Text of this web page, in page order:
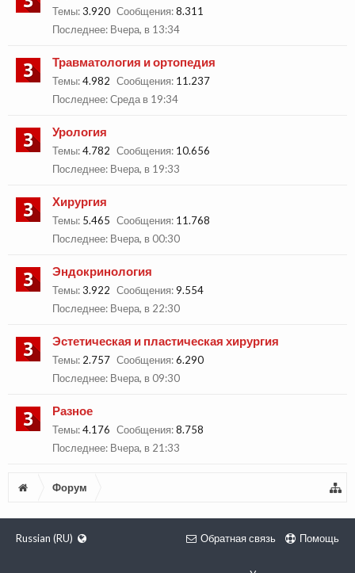
Темы:3.920 Сообщения:8.311
Вчера, в 13:34
Травматология и ортопедия
Темы:4.982 Сообщения: 11.237
Среда в 19:34
Урология
Темы:4.782 Сообщения: 10.656
Вчера, в 19:33
Хирургия
Темы: 5.465 Сообщения: 11.768
Вчера, в 00:30
Эндокринология
Темы:3.922 Сообщения:9.554
Вчера, в 22:30
Эстетическая и пластическая хирургия
Темы: 2.757 Сообщения:6.290
Вчера, в 09:30
Разное
Темы:4.176 Сообщения:8.758
Вчера, в 21:33
Форум
Russian (RU) Обратная связь Помощь